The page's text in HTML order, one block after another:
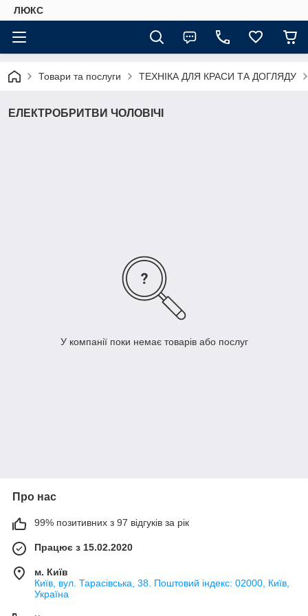
ЛЮКС
Товари та послуги ТЕХНІКА ДЛЯ КРАСИ ТА ДОГЛЯДУ
ЕЛЕКТРОБРИТВИ ЧОЛОВІЧІ
У компанії поки немає товарів або послуг
Про нас
99% позитивних з 97 відгуків за рік
Працює з 15.02.2020
м. Київ
Київ, вул. Тарасівська, 38. Поштовий індекс: 02000, Київ,
Україна